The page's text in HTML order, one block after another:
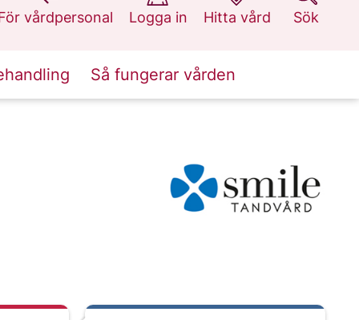
vårdpersonal
Logga in
Hitta vård
Sök
Så fungerar vården